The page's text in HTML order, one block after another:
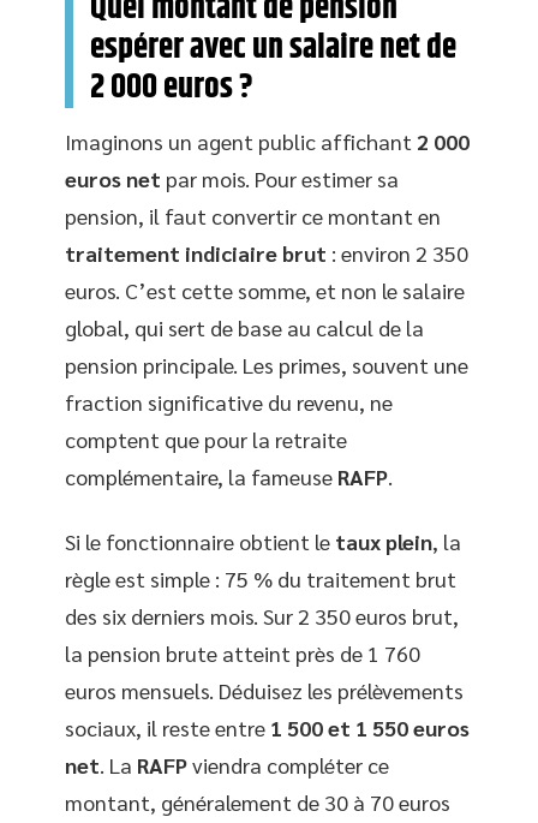
espérer avec un salaire net de
2 000 euros ?
Imaginons un agent public affichant 2 000
euros net par mois. Pour estimer sa
pension, il faut convertir ce montant en
traitement indiciaire brut : environ 2 350
euros. C’est cette somme, et non le salaire
global, qui sert de base au calcul de la
pension principale. Les primes, souvent une
fraction significative du revenu, ne
comptent que pour la retraite
complémentaire, la fameuse RAFP.
Si le fonctionnaire obtient le taux plein, la
règle est simple : 75 % du traitement brut
des six derniers mois. Sur 2 350 euros brut,
la pension brute atteint près de 1 760
euros mensuels. Déduisez les prélèvements
sociaux, il reste entre 1 500 et 1 550 euros
net . La RAFPviendra compléter ce
montant, généralement de 30 à 70 euros